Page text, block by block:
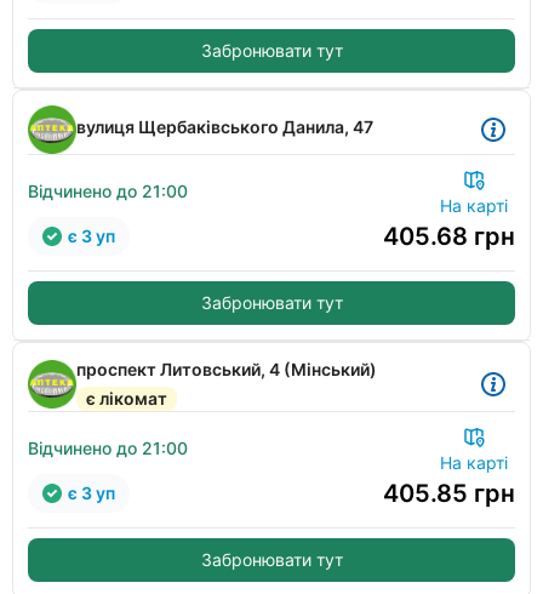
Забронювати тут
вулиця Щербаківського Данила, 47
Відчинено до 21:00
На карті
405.68 грн
є 3 уп
Забронювати тут
проспект Литовський, 4 (Мінський)
є лікомат
Відчинено до 21:00
На карті
405.85 грн
є 3 уп
Забронювати тут